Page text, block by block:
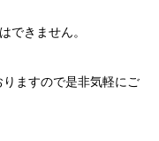
できません。
ますので是非気軽にご